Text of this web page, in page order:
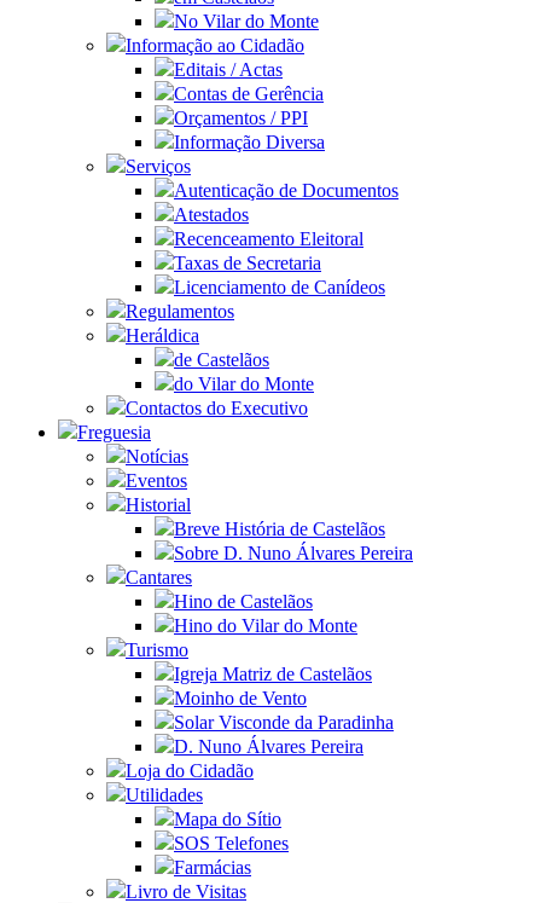
No Vilar do Monte
Informação ao Cidadão
Editais / Actas
Contas de Gerência
Orçamentos / PPI
Informação Diversa
Serviços
Autenticação de Documentos
Atestados
Recenceamento Eleitoral
Taxas de Secretaria
Licenciamento de Canídeos
Regulamentos
Heráldica
de Castelãos
do Vilar do Monte
Contactos do Executivo
Freguesia
Notícias
Eventos
Historial
Breve História de Castelãos
Sobre D. Nuno Álvares Pereira
Cantares
Hino de Castelãos
Hino do Vilar do Monte
Turismo
Igreja Matriz de Castelãos
Moinho de Vento
Solar Visconde da Paradinha
D. Nuno Álvares Pereira
Loja do Cidadão
Utilidades
Mapa do Sítio
SOS Telefones
Farmácias
Livro de Visitas